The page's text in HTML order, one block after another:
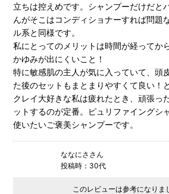
立ちは控えめです。シャンプーだけだと
んがそこはコンディショナーすれば問題
ル系と同様です。
私にとってのメリットは時間が経ってか
かゆみが出にくいこと！
特に敏感肌の主人が気に入っていて、頭
た後のセットもまとまりやすくて良い！
クレイ大好きな私は疲れたとき、頑張っ
ットするのが定番。ピュリファイングシ
使いたいご褒美シャンプーです。
ななにささん
投稿時：30代
このレビューは参考になりま